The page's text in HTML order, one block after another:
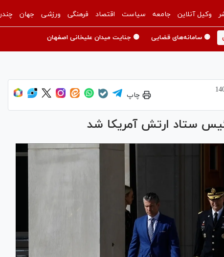
وکیل آنلاین جامعه سیاست اقتصاد فرهنگی ورزشی جهان
🟡 سامانه‌های قضایی 🟡 جنایت میدان علیخانی اصفهان
چاپ
ستاد ارتش آمریکا شد